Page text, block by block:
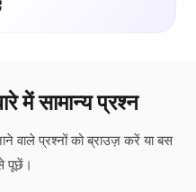
में सामान्य प्रश्न
वाले प्रश्नों को ब्राउज़ करें या बस
पूछें।